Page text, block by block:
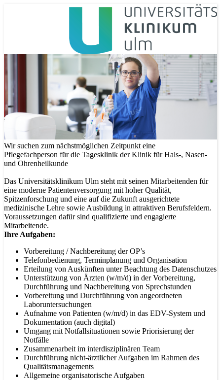
Wir suchen zum nächstmöglichen Zeitpunkt eine
Pflegefachperson für die Tagesklinik der Klinik für Hals-, Nasen-
und Ohrenheilkunde
Das Universitätsklinikum Ulm steht mit seinen Mitarbeitenden für
eine moderne Patientenversorgung mit hoher Qualität,
Spitzenforschung und eine auf die Zukunft ausgerichtete
medizinische Lehre sowie Ausbildung in attraktiven Berufsfeldern.
Voraussetzungen dafür sind qualifizierte und engagierte
Mitarbeitende.
Ihre Aufgaben:
Vorbereitung / Nachbereitung der OP’s
Telefonbedienung, Terminplanung und Organisation
Erteilung von Auskünften unter Beachtung des Datenschutzes
Unterstützung von Ärzten (w/m/d) in der Vorbereitung,
Durchführung und Nachbereitung von Sprechstunden
Vorbereitung und Durchführung von angeordneten
Laboruntersuchungen
Aufnahme von Patienten (w/m/d) in das EDV-System und
Dokumentation (auch digital)
Umgang mit Notfallsituationen sowie Priorisierung der
Notfälle
Zusammenarbeit im interdisziplinären Team
Durchführung nicht-ärztlicher Aufgaben im Rahmen des
Qualitätsmanagements
Allgemeine organisatorische Aufgaben